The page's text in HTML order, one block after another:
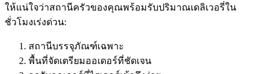
ให้แน่ใจว่าสถานีครัวของคุณพร้อมรับปริมาณเดลิเวอรี่ใน
ชั่วโมงเร่งด่วน:
สถานีบรรจุภัณฑ์เฉพาะ
พื้นที่จัดเตรียมออเดอร์ที่ชัดเจน